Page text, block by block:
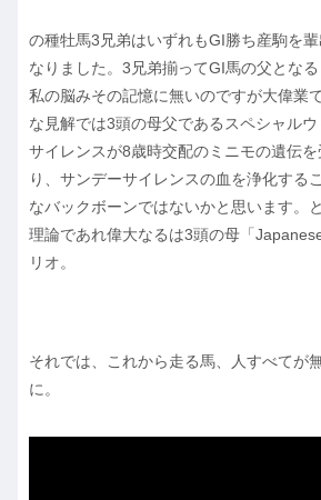
の種牡馬3兄弟はいずれもGI勝ち産駒を
なりました。3兄弟揃ってGI馬の父とな
私の脳みその記憶に無いのですが大偉業
な見解では3頭の母父であるスペシャル
サイレンスが8歳時交配のミニモの遺伝
り、サンデーサイレンスの血を浄化する
なバックボーンではないかと思います。
理論であれ偉大なるは3頭の母「
リオ。
それでは、これから走る馬、人すべてが
に。